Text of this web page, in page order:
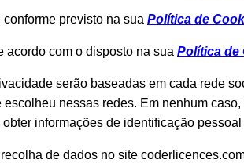
previsto na sua Política de
acordo com o disposto na sua Política de
serão baseadas em cada rede
nessas redes. Em nenhum
informações de identificação
de dados no site